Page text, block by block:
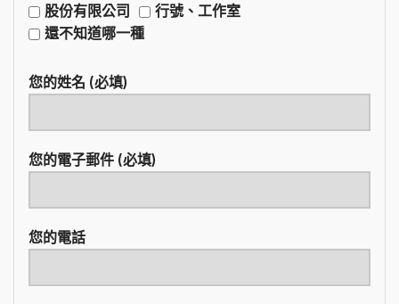
股份有限公司
行號、工作室
還不知道哪一種
您的姓名 (必填)
您的電子郵件 (必填)
您的電話